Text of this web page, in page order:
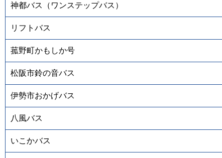
神都バス（ワンステップバス）
リフトバス
菰野町かもしか号
松阪市鈴の音バス
伊勢市おかげバス
八風バス
いこかバス